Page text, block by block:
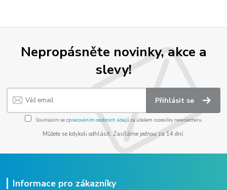
Nepropásněte novinky, akce a
slevy!
Přihlásit se
Souhlasím se zpracováním osobních údajůza účelem rozesílky newsletteru.
Můžete se kdykoli odhlásit. Zasíláme jednou za 14 dní.
Informace pro zákazníky